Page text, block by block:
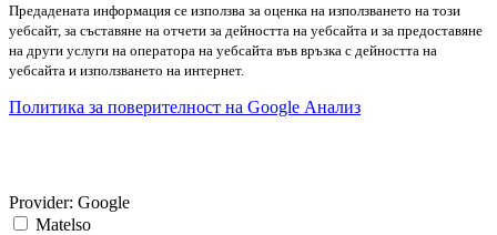
Предадената информация се използва за оценка на използването на този
уебсайт, за съставяне на отчети за дейността на уебсайта и за предоставяне
на други услуги на оператора на уебсайта във връзка с дейността на
уебсайта и използването на интернет.
Политика за поверителност на Google Анализ
Provider: Google
Matelso